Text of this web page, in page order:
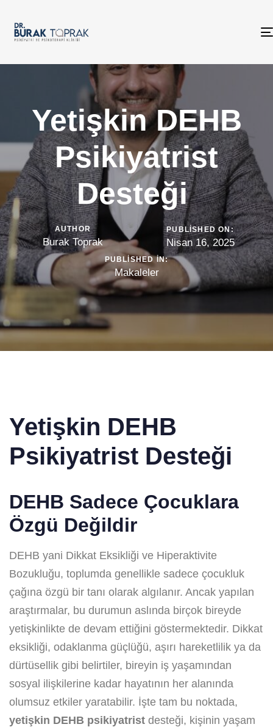
Yetişkin DEHB
Psikiyatrist
Desteği
AUTHOR
Burak Toprak
PUBLISHED ON:
Nisan 16, 2025
PUBLISHED IN:
Makaleler
Yetişkin DEHB
Psikiyatrist Desteği
DEHB Sadece Çocuklara
Özgü Değildir
DEHB yani Dikkat Eksikliği ve Hiperaktivite
Bozukluğu, toplumda genellikle sadece çocukluk
çağına özgü bir tanı olarak algılanır. Ancak yapılan
araştırmalar, bu durumun aslında birçok bireyde
yetişkinlikte de devam ettiğini göstermektedir. Dikkat
eksikliği, odaklanma güçlüğü, aşırı hareketlilik ya da
dürtüsellik gibi belirtiler, bireyin iş yaşamından
sosyal ilişkilerine kadar hayatının her alanında
olumsuz etkiler yaratabilir. İşte tam bu noktada,
yetişkin DEHB psikiyatrist desteği, kişinin yaşam